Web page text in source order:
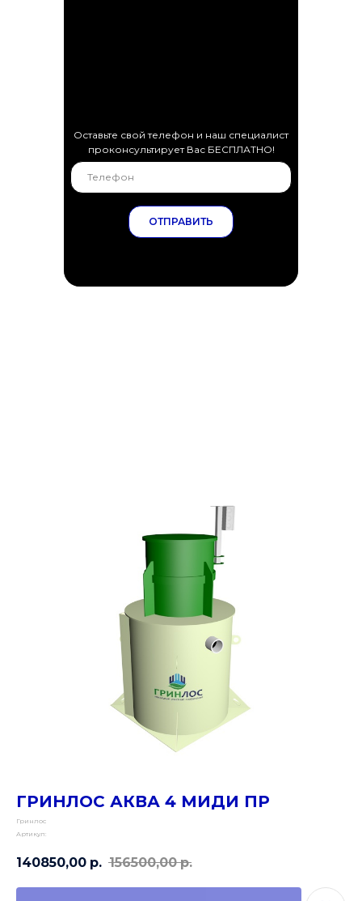
ОТПРАВИТЬ
Оставьте свой телефон и наш специалист
проконсультирует Вас БЕСПЛАТНО!
ГРИНЛОС АКВА 4 МИДИ ПР
Гринлос
Артикул:
140850,00 р. 156500,00 р.